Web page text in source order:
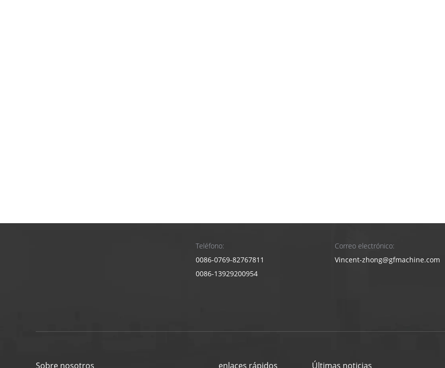
Teléfono:
0086-0769-82767811
0086-13929200954
Correo electrónico:
Vincent-zhong@gfmachine.com
Sobre nosotros enlaces rápidos Últimas noticias